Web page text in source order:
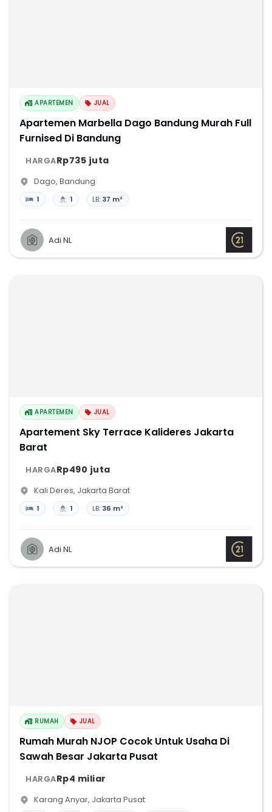
APARTEMEN JUAL
Apartemen Marbella Dago Bandung Murah Full
Furnised Di Bandung
HARGARp735 juta
Dago, Bandung
1 1 LB: 37 m²
Adi NL
APARTEMEN JUAL
Apartement Sky Terrace Kalideres Jakarta
Barat
HARGARp490 juta
Kali Deres, Jakarta Barat
1 1 LB: 36 m²
Adi NL
RUMAH JUAL
Rumah Murah NJOP Cocok Untuk Usaha Di
Sawah Besar Jakarta Pusat
HARGARp4 miliar
Karang Anyar, Jakarta Pusat